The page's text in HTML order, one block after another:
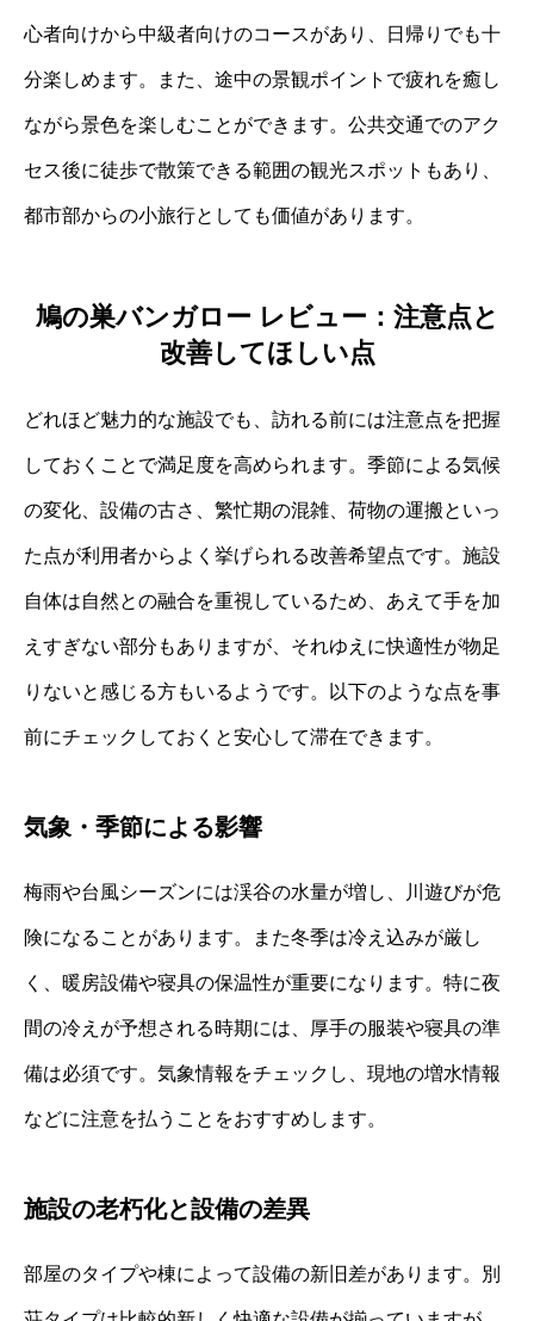
心者向けから中級者向けのコースがあり、日帰りでも十
分楽しめます。また、途中の景観ポイントで疲れを癒し
ながら景色を楽しむことができます。公共交通でのアク
セス後に徒歩で散策できる範囲の観光スポットもあり、
都市部からの小旅行としても価値があります。
鳩の巣バンガロー レビュー：注意点と
改善してほしい点
どれほど魅力的な施設でも、訪れる前には注意点を把握
しておくことで満足度を高められます。季節による気候
の変化、設備の古さ、繁忙期の混雑、荷物の運搬といっ
た点が利用者からよく挙げられる改善希望点です。施設
自体は自然との融合を重視しているため、あえて手を加
えすぎない部分もありますが、それゆえに快適性が物足
りないと感じる方もいるようです。以下のような点を事
前にチェックしておくと安心して滞在できます。
気象・季節による影響
梅雨や台風シーズンには渓谷の水量が増し、川遊びが危
険になることがあります。また冬季は冷え込みが厳し
く、暖房設備や寝具の保温性が重要になります。特に夜
間の冷えが予想される時期には、厚手の服装や寝具の準
備は必須です。気象情報をチェックし、現地の増水情報
などに注意を払うことをおすすめします。
施設の老朽化と設備の差異
部屋のタイプや棟によって設備の新旧差があります。別